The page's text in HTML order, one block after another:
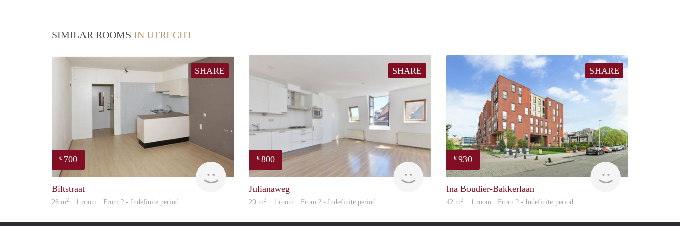
SIMILAR ROOMS IN UTRECHT
SHARE
€ 700
Biltstraat
26 m2 · 1 room · From ? - Indefinite period
SHARE
€ 800
Julianaweg
29 m2 · 1 room · From ? - Indefinite period
SHARE
€ 930
Ina Boudier-Bakkerlaan
42 m2 · 1 room · From ? - Indefinite period